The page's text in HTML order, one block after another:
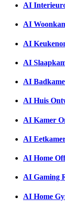
AI
AI
AI
AI
AI
AI Huis
AI Kamer
AI
AI Home
AI Gaming
AI Home